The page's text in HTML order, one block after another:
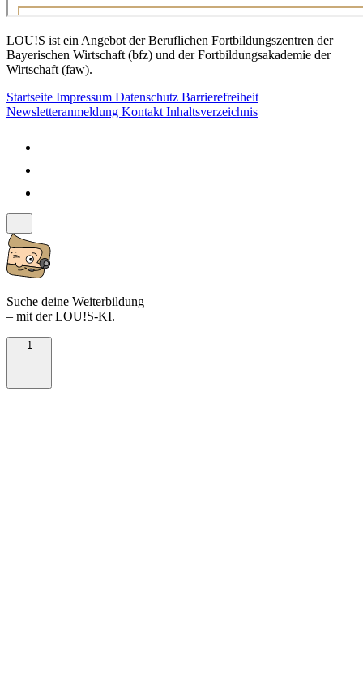
LOU!S ist ein Angebot der Beruflichen Fortbildungszentren der
Bayerischen Wirtschaft (bfz) und der Fortbildungsakademie der
Wirtschaft (faw).
Startseite Impressum Datenschutz Barrierefreiheit
Newsletteranmeldung KontaktInhaltsverzeichnis
Suche deine Weiterbildung
– mit der LOU!S-KI.
1